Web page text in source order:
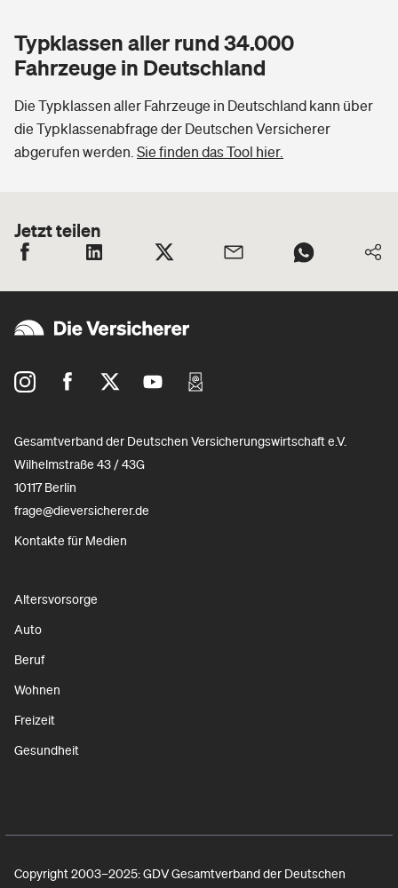
Typklassen aller rund 34.000
Fahrzeuge in Deutschland
Die Typklassen aller Fahrzeuge in Deutschland kann über
die Typklassenabfrage der Deutschen Versicherer
abgerufen werden. Sie finden das Tool hier.
Jetzt teilen
Gesamtverband der Deutschen Versicherungswirtschaft e.V.
Wilhelmstraße 43 / 43G
10117 Berlin
frage@dieversicherer.de
Kontakte für Medien
Altersvorsorge
Auto
Beruf
Wohnen
Freizeit
Gesundheit
Copyright 2003–2025: GDV Gesamtverband der Deutschen